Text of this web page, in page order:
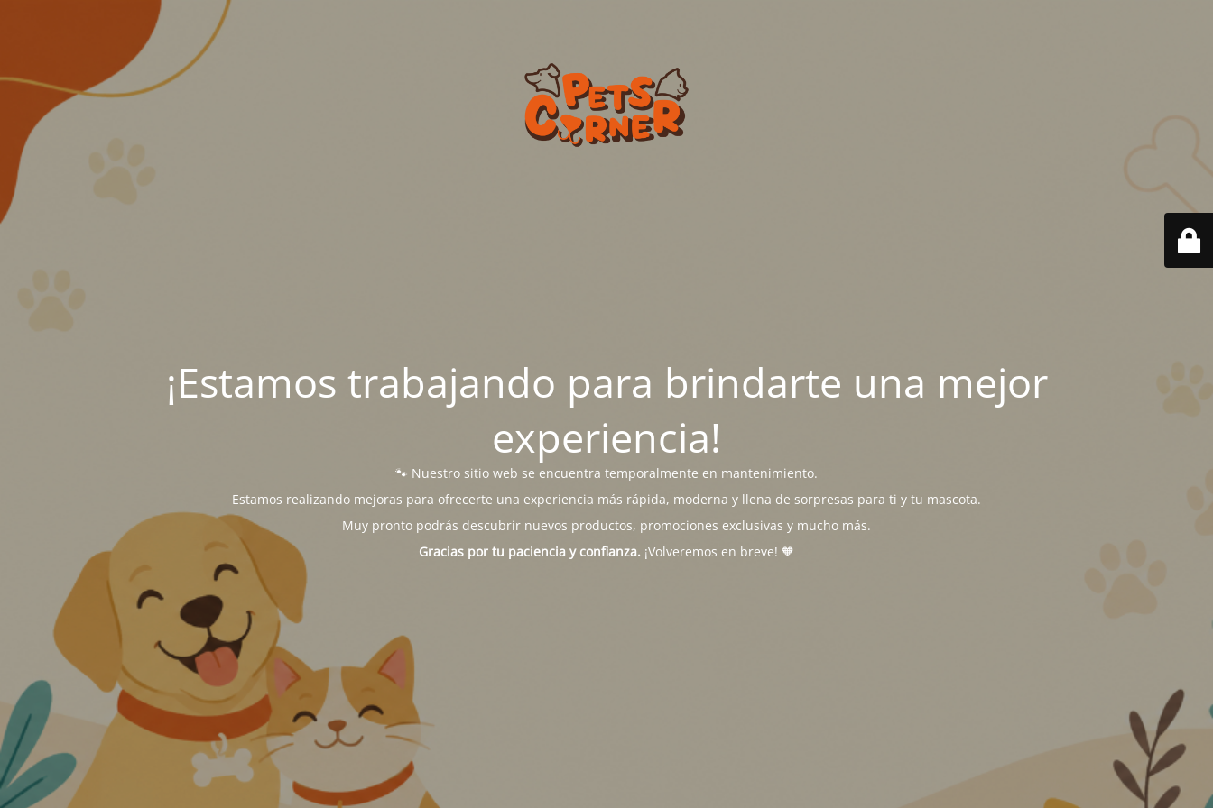
¡Estamos trabajando para brindarte una mejor
experiencia!
🐾 Nuestro sitio web se encuentra temporalmente en mantenimiento.
Estamos realizando mejoras para ofrecerte una experiencia más rápida, moderna y llena de sorpresas para ti y tu mascota.
Muy pronto podrás descubrir nuevos productos, promociones exclusivas y mucho más.
Gracias por tu paciencia y confianza. ¡Volveremos en breve! 🧡